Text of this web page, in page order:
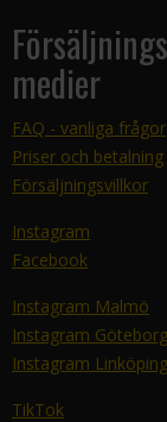
medier
FAQ - vanliga frågor
Priser och betalning
Försäljningsvillkor
Instagram
Facebook
Instagram Malmö
Instagram Göteborg
Instagram Linköping
TikTok